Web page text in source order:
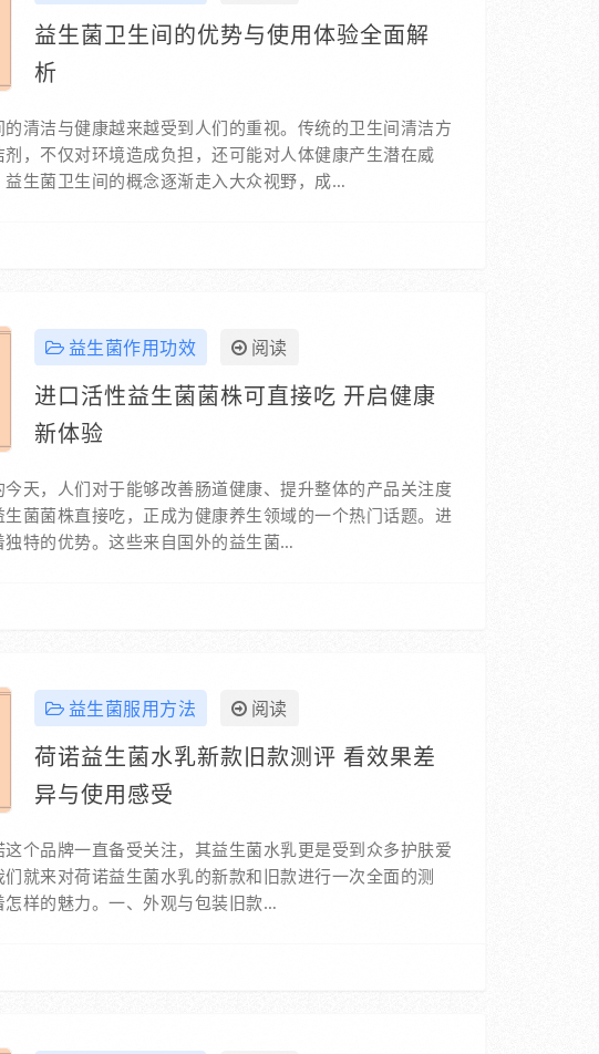
益生菌卫生间的优势与使用体验全面解
析
清洁与健康越来越受到人们的重视。传统的卫生间清洁方
，不仅对环境造成负担，还可能对人体健康产生潜在威
生菌卫生间的概念逐渐走入大众视野，成…
益生菌作用功效 阅读
进口活性益生菌菌株可直接吃 开启健康
新体验
天，人们对于能够改善肠道健康、提升整体的产品关注度
菌菌株直接吃，正成为健康养生领域的一个热门话题。进
独特的优势。这些来自国外的益生菌…
益生菌服用方法 阅读
荷诺益生菌水乳新款旧款测评 看效果差
异与使用感受
个品牌一直备受关注，其益生菌水乳更是受到众多护肤爱
就来对荷诺益生菌水乳的新款和旧款进行一次全面的测
样的魅力。一、外观与包装旧款…